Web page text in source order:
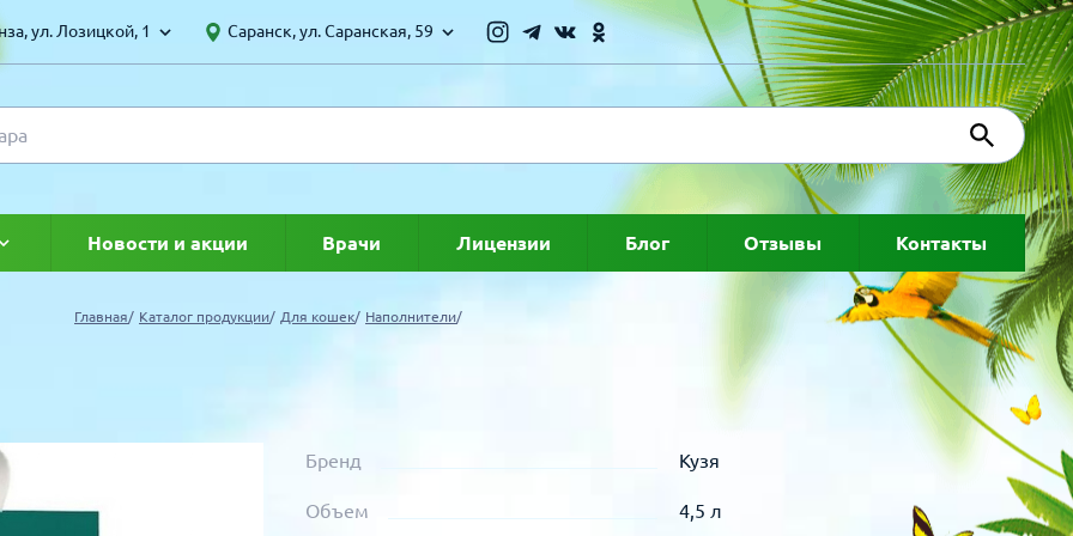
ул. Лозицкой, 1 Саранск, ул. Саранская, 59
Новости и акции Врачи Лицензии Блог Отзывы Контакты
Главная Каталог продукции Для кошек Наполнители
Бренд Кузя
Объем 4,5 л